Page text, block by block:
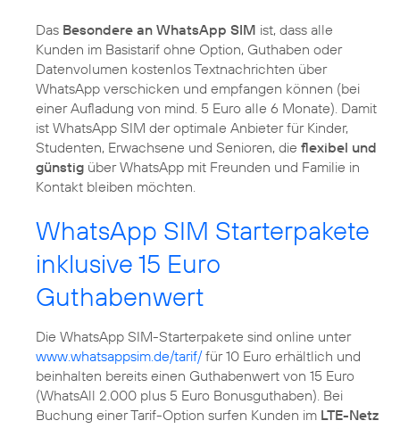
Das Besondere an WhatsApp SIM ist, dass alle
Kunden im Basistarif ohne Option, Guthaben oder
Datenvolumen kostenlos Textnachrichten über
WhatsApp verschicken und empfangen können (bei
einer Aufladung von mind. 5 Euro alle 6 Monate). Damit
ist WhatsApp SIM der optimale Anbieter für Kinder,
Studenten, Erwachsene und Senioren, die flexibel und
günstig über WhatsApp mit Freunden und Familie in
Kontakt bleiben möchten.
WhatsApp SIM Starterpakete
inklusive 15 Euro
Guthabenwert
Die WhatsApp SIM-Starterpakete sind online unter
www.whatsappsim.de/tarif/für 10 Euro erhältlich und
beinhalten bereits einen Guthabenwert von 15 Euro
(WhatsAll 2.000 plus 5 Euro Bonusguthaben). Bei
Buchung einer Tarif-Option surfen Kunden im LTE-Netz